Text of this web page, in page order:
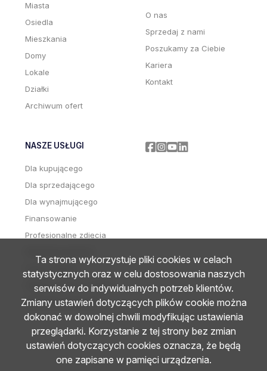
Miasta
Osiedla
Mieszkania
Domy
Lokale
Działki
Archiwum ofert
O nas
Sprzedaj z nami
Poszukamy za Ciebie
Kariera
Kontakt
NASZE USŁUGI
Dla kupującego
Dla sprzedającego
Dla wynajmującego
Finansowanie
Profesjonalne zdjęcia
Zdjęcia i wideo z drona
Wirtualne wizyty 3D
Facebook
Facebook
Facebook
Facebook
Ta strona wykorzystuje pliki cookies w celach
statystycznych oraz w celu dostosowania naszych
serwisów do indywidualnych potrzeb klientów.
Zmiany ustawień dotyczących plików cookie można
dokonać w dowolnej chwili modyfikując ustawienia
przeglądarki. Korzystanie z tej strony bez zmian
ustawień dotyczących cookies oznacza, że będą
one zapisane w pamięci urządzenia.